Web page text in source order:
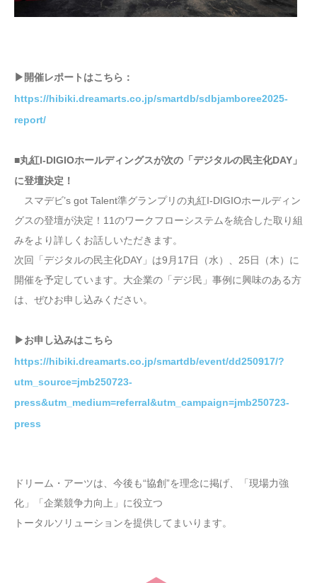
▶︎開催レポートはこちら：
https://hibiki.dreamarts.co.jp/smartdb/sdbjamboree2025-
report/
■丸紅I-DIGIOホールディングスが次の「デジタルの民主化DAY」
に登壇決定！
スマデビ’s got Talent準グランプリの丸紅I-DIGIOホールディン
グスの登壇が決定！11のワークフローシステムを統合した取り組
みをより詳しくお話しいただきます。
次回「デジタルの民主化DAY」は9月17日（水）、25日（木）に
開催を予定しています。大企業の「デジ民」事例に興味のある方
は、ぜひお申し込みください。
▶︎お申し込みはこちら
https://hibiki.dreamarts.co.jp/smartdb/event/dd250917/?
utm_source=jmb250723-
press&utm_medium=referral&utm_campaign=jmb250723-
press
ドリーム・アーツは、今後も“協創”を理念に掲げ、「現場力強
化」「企業競争力向上」に役立つ
トータルソリューションを提供してまいります。